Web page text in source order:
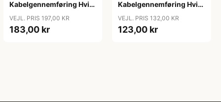
Kabelgennemføring Hvid
VEJL. PRIS 197,00 KR
183,00 kr
Kabelgennemføring Hvid
VEJL. PRIS 132,00 KR
123,00 kr